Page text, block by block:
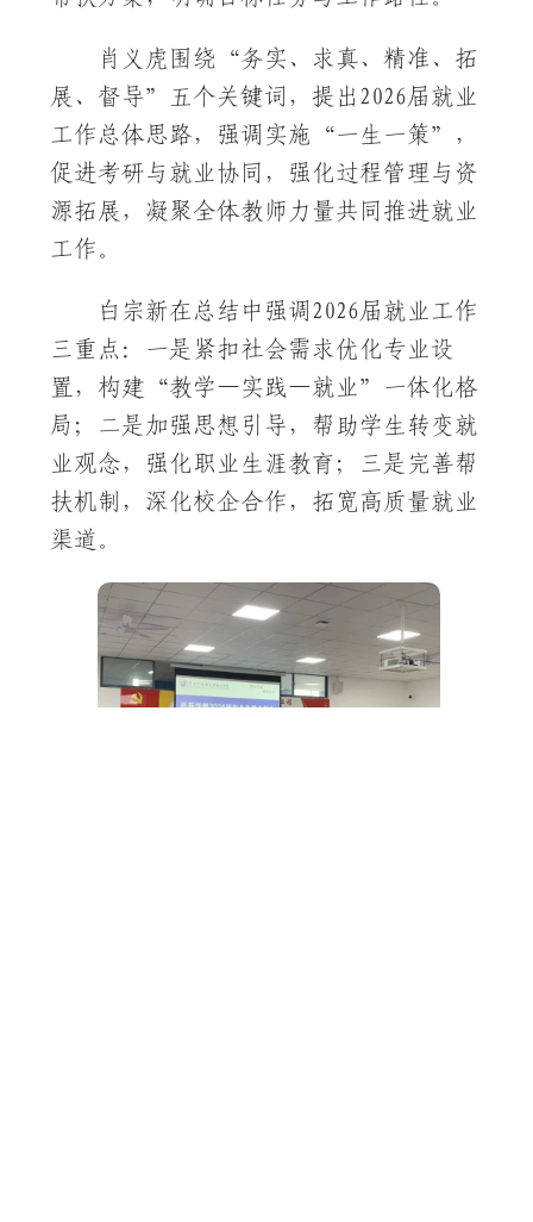
肖义虎围绕“务实、求真、精准、拓
展、督导”五个关键词，提出2026届就业
工作总体思路，强调实施“一生一策”，
促进考研与就业协同，强化过程管理与资
源拓展，凝聚全体教师力量共同推进就业
工作。
白宗新在总结中强调2026届就业工作
三重点：一是紧扣社会需求优化专业设
置，构建“教学—实践—就业”一体化格
局；二是加强思想引导，帮助学生转变就
业观念，强化职业生涯教育；三是完善帮
扶机制，深化校企合作，拓宽高质量就业
渠道。